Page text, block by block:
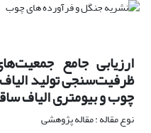
ارزیابی جامع
ظرفیت‌سنجی تولید
چوب و بیومتری الیاف
نوع مقاله : مقاله پژوهشی